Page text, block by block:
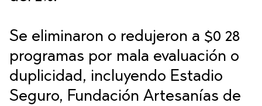
Se eliminaron o redujeron a $0 28
programas por mala evaluación o
duplicidad, incluyendo Estadio
Seguro, Fundación Artesanías de